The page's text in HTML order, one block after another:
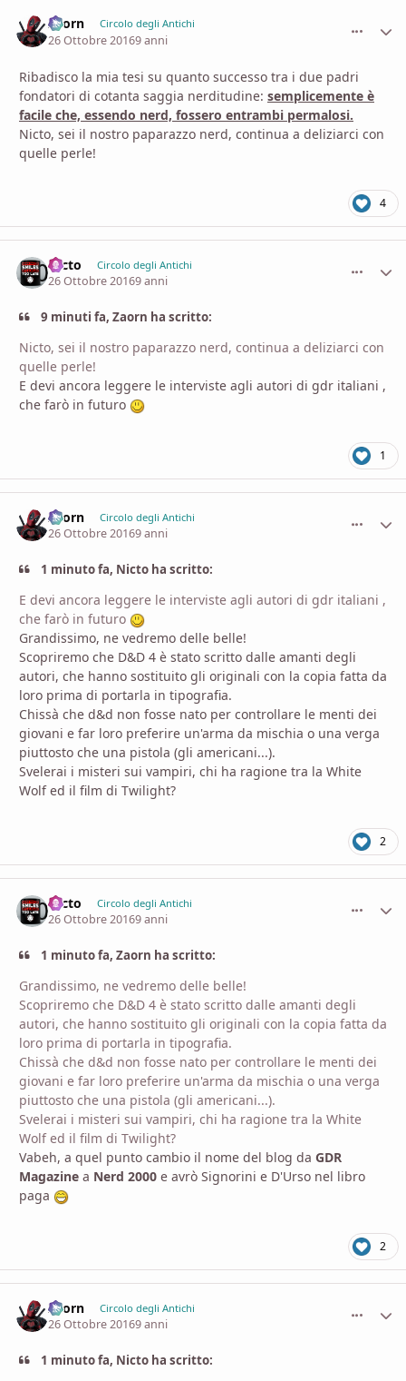
Zaorn Circolo degli Antichi
26 Ottobre 20169 anni
Ribadisco la mia tesi su quanto successo tra i due padri
fondatori di cotanta saggia nerditudine: semplicemente è
facile che, essendo nerd, fossero entrambi permalosi.
Nicto, sei il nostro paparazzo nerd, continua a deliziarci con
quelle perle!
4
Nicto Circolo degli Antichi
26 Ottobre 20169 anni
9 minuti fa, Zaorn ha scritto:
Nicto, sei il nostro paparazzo nerd, continua a deliziarci con
quelle perle!
E devi ancora leggere le interviste agli autori di gdr italiani ,
che farò in futuro
1
Zaorn Circolo degli Antichi
26 Ottobre 20169 anni
1 minuto fa, Nicto ha scritto:
E devi ancora leggere le interviste agli autori di gdr italiani ,
che farò in futuro
Grandissimo, ne vedremo delle belle!
Scopriremo che D&D 4 è stato scritto dalle amanti degli
autori, che hanno sostituito gli originali con la copia fatta da
loro prima di portarla in tipografia.
Chissà che d&d non fosse nato per controllare le menti dei
giovani e far loro preferire un'arma da mischia o una verga
piuttosto che una pistola (gli americani...).
Svelerai i misteri sui vampiri, chi ha ragione tra la White
Wolf ed il film di Twilight?
2
Nicto Circolo degli Antichi
26 Ottobre 20169 anni
1 minuto fa, Zaorn ha scritto:
Grandissimo, ne vedremo delle belle!
Scopriremo che D&D 4 è stato scritto dalle amanti degli
autori, che hanno sostituito gli originali con la copia fatta da
loro prima di portarla in tipografia.
Chissà che d&d non fosse nato per controllare le menti dei
giovani e far loro preferire un'arma da mischia o una verga
piuttosto che una pistola (gli americani...).
Svelerai i misteri sui vampiri, chi ha ragione tra la White
Wolf ed il film di Twilight?
Vabeh, a quel punto cambio il nome del blog da GDR
Magazine a Nerd 2000 e avrò Signorini e D'Urso nel libro
paga
2
Zaorn Circolo degli Antichi
26 Ottobre 20169 anni
1 minuto fa, Nicto ha scritto: